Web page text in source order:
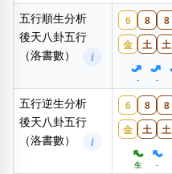
五行順生分析
後天八卦五行
（洛書數）
i
6 8 8
金 土 土
- -
五行逆生分析
後天八卦五行
（洛書數）
i
6 8 8
金 土 土
生 -